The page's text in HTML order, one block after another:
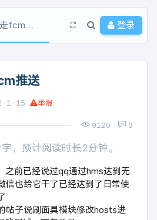
推送 登录
推送
1-15 举报
9120 0
，预计阅读时长2分钟。
之前已经说过qq通过hms达到无
信也给它干了已经达到了日常使
帖子说刷面具模块修改hosts进